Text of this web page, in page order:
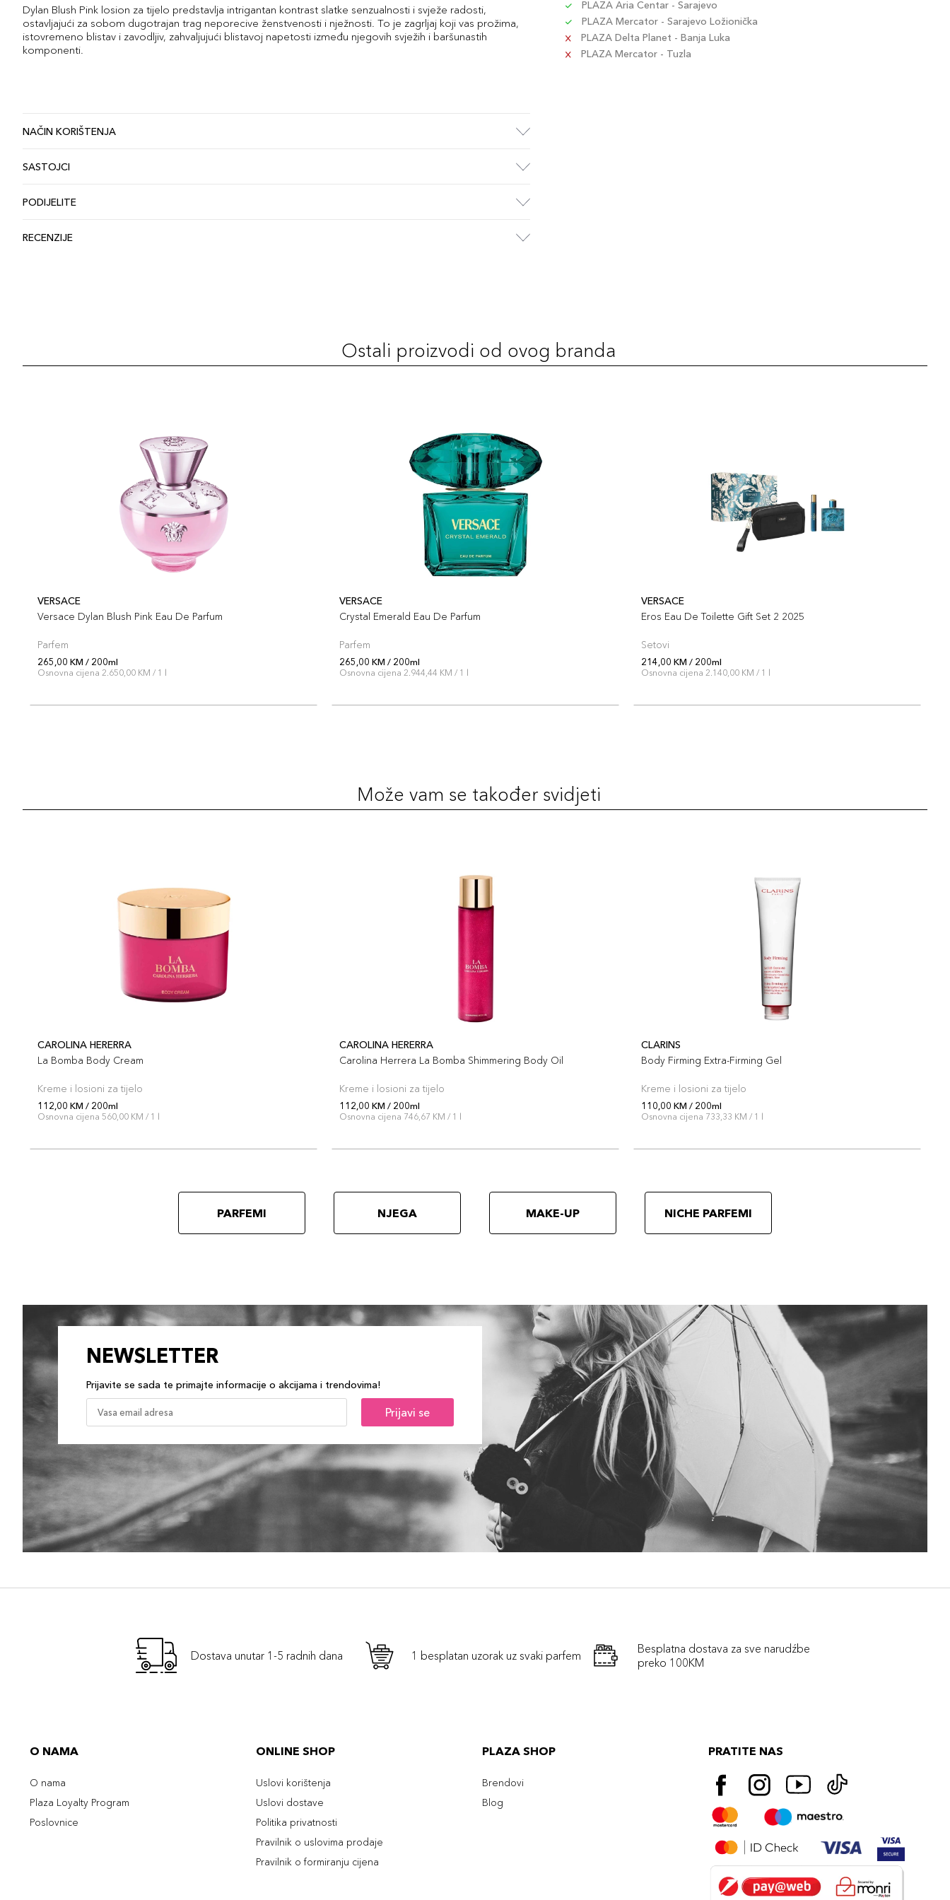
Dylan Blush Pink losion za tijelo predstavlja intrigantan kontrast slatke senzualnosti i svježe radosti,
ostavljajući za sobom dugotrajan trag neporecive ženstvenosti i nježnosti. To je zagrljaj koji vas prožima,
istovremeno blistav i zavodljiv, zahvaljujući blistavoj napetosti između njegovih svježih i baršunastih
komponenti.
NAČIN KORIŠTENJA
SASTOJCI
PODIJELITE
RECENZIJE
PLAZA Aria Centar - Sarajevo
PLAZA Mercator - Sarajevo Ložionička
PLAZA Delta Planet - Banja Luka
PLAZA Mercator - Tuzla
Ostali proizvodi od ovog branda
VERSACE
Versace Dylan Blush Pink Eau De Parfum
Parfem
265,00 KM / 200ml
Osnovna cijena 2.650,00 KM / 1 l
VERSACE
Crystal Emerald Eau De Parfum
Parfem
265,00 KM / 200ml
Osnovna cijena 2.944,44 KM / 1 l
VERSACE
Eros Eau De Toilette Gift Set 2 2025
Setovi
214,00 KM / 200ml
Osnovna cijena 2.140,00 KM / 1 l
Može vam se također svidjeti
CAROLINA HERERRA
La Bomba Body Cream
Kreme i losioni za tijelo
112,00 KM / 200ml
Osnovna cijena 560,00 KM / 1 l
CAROLINA HERERRA
Carolina Herrera La Bomba Shimmering Body Oil
Kreme i losioni za tijelo
112,00 KM / 200ml
Osnovna cijena 746,67 KM / 1 l
CLARINS
Body Firming Extra-Firming Gel
Kreme i losioni za tijelo
110,00 KM / 200ml
Osnovna cijena 733,33 KM / 1 l
PARFEMI NJEGA MAKE-UP NICHE PARFEMI
NEWSLETTER
Prijavite se sada te primajte informacije o akcijama i trendovima!
Prijavi se
Dostava unutar 1-5 radnih dana 1 besplatan uzorak uz svaki parfem
Besplatna dostava za sve narudźbe
preko 100KM
O NAMA
O nama
Plaza Loyalty Program
Poslovnice
ONLINE SHOP
Uslovi korištenja
Uslovi dostave
Politika privatnosti
Pravilnik o uslovima prodaje
Pravilnik o formiranju cijena
PLAZA SHOP
Brendovi
Blog
PRATITE NAS